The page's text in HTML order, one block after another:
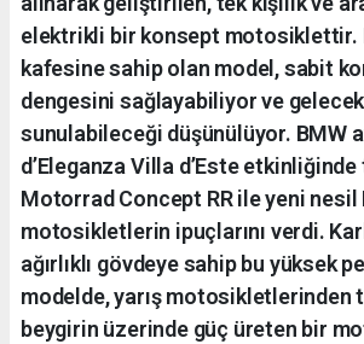
elektrikli bir konsept motosiklettir.
kafesine sahip olan model, sabit
dengesini sağlayabiliyor ve
sunulabileceği düşünülüyor. BMW
d’Eleganza Villa d’Este etkinliğinde
Motorrad Concept RR ile yeni nesil
motosikletlerin ipuçlarını verdi.
ağırlıklı gövdeye sahip bu yüksek
modelde, yarış motosikletlerinden
beygirin üzerinde güç üreten bir